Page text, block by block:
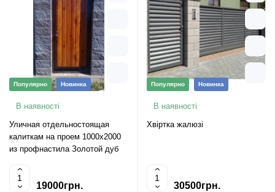
Популярно Новинка
В наявності
Уличная отдельностоящая
калиткам на проем 1000х2000
из профнастила Золотой дуб
19000грн.
Популярно Новинка
В наявності
Хвіртка жалюзі
30500грн.